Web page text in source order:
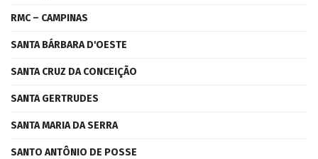
RMC – CAMPINAS
SANTA BÁRBARA D'OESTE
SANTA CRUZ DA CONCEIÇÃO
SANTA GERTRUDES
SANTA MARIA DA SERRA
SANTO ANTÔNIO DE POSSE